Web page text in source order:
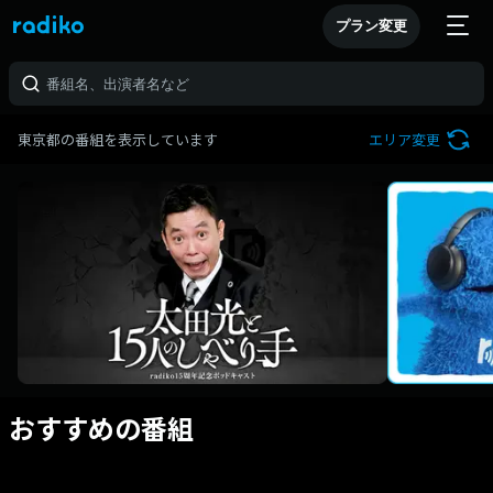
プラン変更
東京都の番組を表示しています エリア変更
おすすめの番組